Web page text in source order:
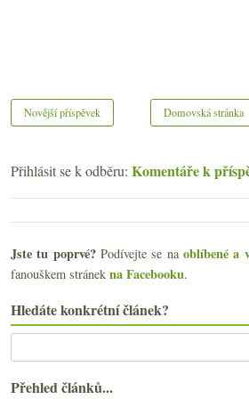
Novější příspěvek Domovská stránka
Přihlásit se k odběru: Komentáře k
Jste tu poprvé?Podívejte se naoblíbené a
fanouškem stránek na Facebooku.
Hledáte konkrétní článek?
Přehled článků...